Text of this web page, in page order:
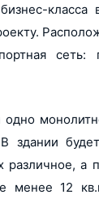
класса
здании
различное, а
менее 12